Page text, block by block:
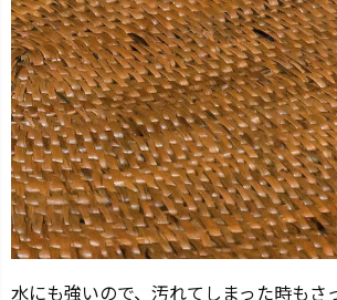
水にも強いので、汚れてしまった時もさ